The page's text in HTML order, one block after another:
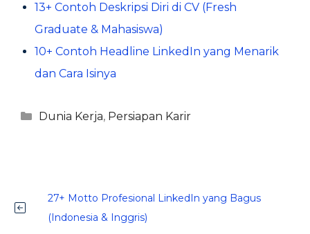
13+ Contoh Deskripsi Diri di CV (Fresh
Graduate & Mahasiswa)
10+ Contoh Headline LinkedIn yang Menarik
dan Cara Isinya
Kategori
Dunia Kerja, Persiapan Karir
27+ Motto Profesional LinkedIn yang Bagus
(Indonesia & Inggris)